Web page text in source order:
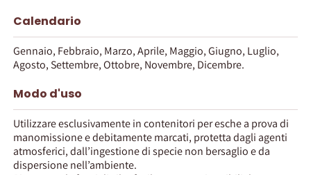
Calendario
Gennaio, Febbraio, Marzo, Aprile, Maggio, Giugno, Luglio,
Agosto, Settembre, Ottobre, Novembre, Dicembre.
Modo d'uso
Utilizzare esclusivamente in contenitori per esche a prova di
manomissione e debitamente marcati, protetta dagli agenti
atmosferici, dall’ingestione di specie non bersaglio e da
dispersione nell’ambiente.